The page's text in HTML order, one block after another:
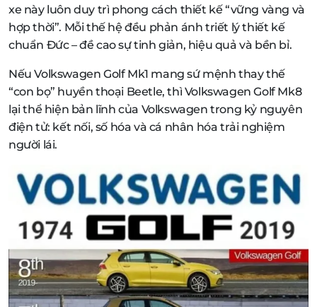
xe này luôn duy trì phong cách thiết kế “vững vàng và
hợp thời”. Mỗi thế hệ đều phản ánh triết lý thiết kế
chuẩn Đức – đề cao sự tinh giản, hiệu quả và bền bỉ.
Nếu Volkswagen Golf Mk1 mang sứ mệnh thay thế
“con bọ” huyền thoại Beetle, thì Volkswagen Golf Mk8
lại thể hiện bản lĩnh của Volkswagen trong kỷ nguyên
điện tử: kết nối, số hóa và cá nhân hóa trải nghiệm
người lái.